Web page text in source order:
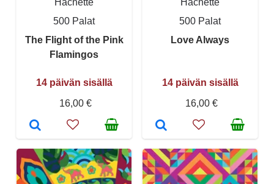
Hachette
500 Palat
The Flight of the Pink
Flamingos
14 päivän sisällä
16,00 €
Hachette
500 Palat
Love Always
14 päivän sisällä
16,00 €